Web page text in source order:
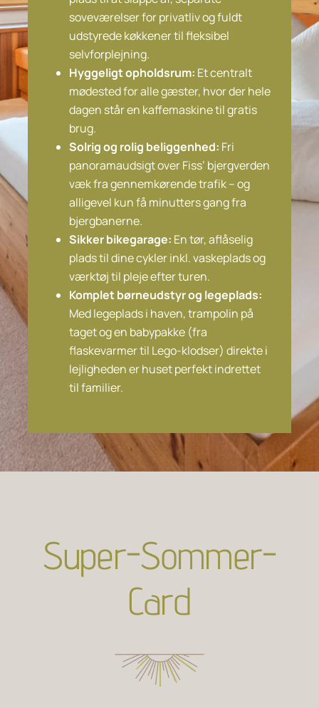
soveværelser for privatliv og fuldt
udstyrede køkkener til fleksibel
selvforplejning.
Hyggeligt opholdsrum: Et centralt
mødested for alle gæster, hvor der hele
dagen står en kaffemaskine til gratis
brug.
Solrig og rolig beliggenhed: Fri
panoramaudsigt over Fiss’ bjergverden
væk fra gennemkørende trafik – og
alligevel kun få minutters gang fra
bjergbanerne.
Sikker bikegarage: En tør, aflåselig
plads til dine cykler inkl. vaskeplads og
værktøj til pleje efter turen.
Komplet børneudstyr og legeplads:
Med legeplads i haven, trampolin på
taget og en babypakke (fra
flaskevarmer til Lego-klodser) direkte i
lejligheden er huset perfekt indrettet
til familier.
Super-Sommer-
Card